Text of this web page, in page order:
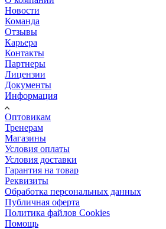
Новости
Команда
Отзывы
Карьера
Контакты
Партнеры
Лицензии
Документы
Информация
Оптовикам
Тренерам
Магазины
Условия оплаты
Условия доставки
Гарантия на товар
Реквизиты
Обработка персональных данных
Публичная оферта
Политика файлов Cookies
Помощь